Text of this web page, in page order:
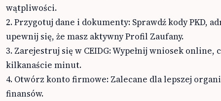
wątpliwości.
2. Przygotuj dane i dokumenty: Sprawdź kody PKD,
upewnij się, że masz aktywny Profil Zaufany.
3. Zarejestruj się w CEIDG: Wypełnij wniosek online,
kilkanaście minut.
4. Otwórz konto firmowe: Zalecane dla lepszej
finansów.